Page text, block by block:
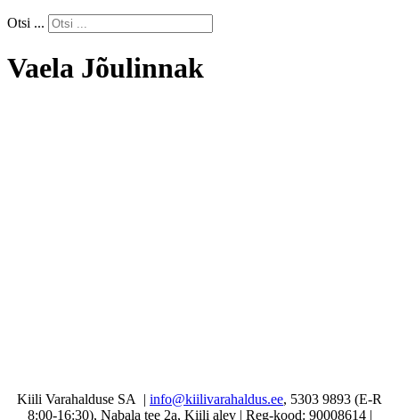
Otsi ...
Vaela Jõulinnak
Kiili Varahalduse SA | info@kiilivarahaldus.ee, 5303 9893 (E-R
8:00-16:30), Nabala tee 2a, Kiili alev | Reg-kood: 90008614 |